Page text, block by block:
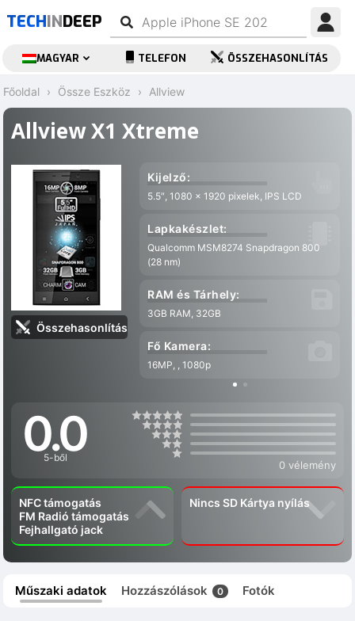
TECHINDEEP
MAGYAR TELEFON ÖSSZEHASONLÍTÁS
Főoldal Össze Eszköz Allview
Allview X1 Xtreme
Összehasonlítás
Kijelző:
5.5″, 1080 x 1920 pixelek, IPS LCD
Lapkakészlet:
Qualcomm MSM8274 Snapdragon 800
(28 nm)
RAM és Tárhely:
3GB RAM, 32GB
Fő Kamera:
16MP, , 1080p
0.0
5-ből
0 vélemény
NFC támogatás
FM Radió támogatás
Fejhallgató jack
Nincs SD Kártya nyílás
Műszaki adatok Hozzászólások 0 Fotók